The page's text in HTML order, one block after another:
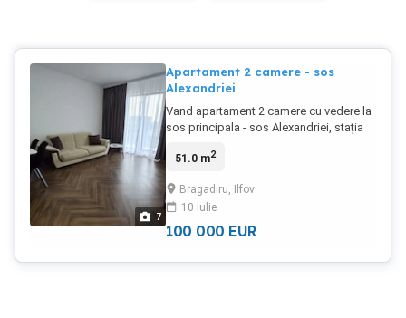
7
Apartament 2 camere - sos
Alexandriei
Vand apartament 2 camere cu vedere la
sos principala - sos Alexandriei, stația
inclusiv aer conditionat) suprafata 51
Zeina, Profi, Mega, Luca si multe alte
magazine.
51.0 m2
Bragadiru, Ilfov
10 iulie
100 000 EUR